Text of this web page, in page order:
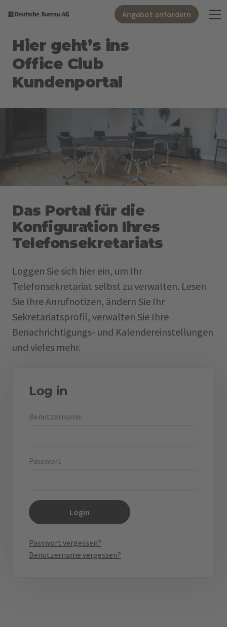
Angebot anfordern
Hier geht’s ins
Office Club
Kundenportal
Das Portal für die
Konfiguration Ihres
Telefonsekretariats
Loggen Sie sich hier ein, um Ihr
Telefonsekretariat selbst zu verwalten. Lesen
Sie Ihre Anrufnotizen, ändern Sie Ihr
Sekretariatsprofil, verwalten Sie Ihre
Benachrichtigungs- und Kalendereinstellungen
und vieles mehr.
Log in
Benutzername
Passwort
Login
Passwort vergessen?
Benutzername vergessen?